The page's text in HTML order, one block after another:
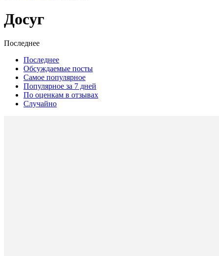
Досуг
Последнее
Последнее
Обсуждаемые посты
Самое популярное
Популярное за 7 дней
По оценкам в отзывах
Случайно